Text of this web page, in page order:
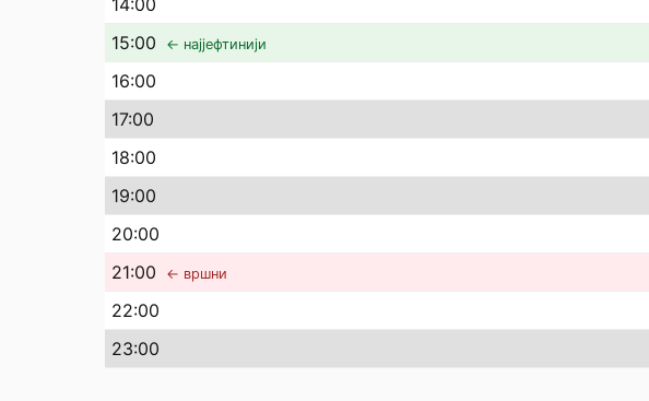
14:00
15:00 ← најјефтинији
16:00
17:00
18:00
19:00
20:00
21:00 ← вршни
22:00
23:00